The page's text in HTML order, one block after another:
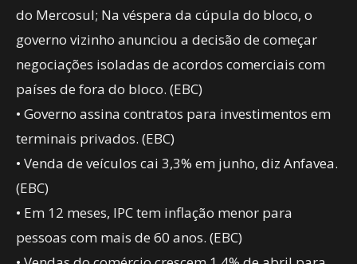
do Mercosul; Na véspera da cúpula do bloco, o
governo vizinho anunciou a decisão de começar
negociações isoladas de acordos comerciais com
países de fora do bloco. (EBC)
• Governo assina contratos para investimentos em
terminais privados. (EBC)
• Venda de veículos cai 3,3% em junho, diz Anfavea.
(EBC)
• Em 12 meses, IPC tem inflação menor para
pessoas com mais de 60 anos. (EBC)